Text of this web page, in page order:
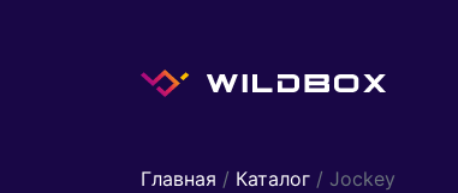
Главная / Каталог / Jockey